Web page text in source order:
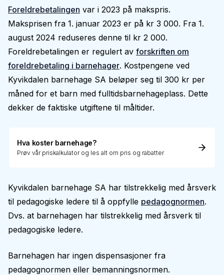
Foreldrebetalingen var i 2023 på makspris.
Maksprisen fra 1. januar 2023 er på kr 3 000. Fra 1.
august 2024 reduseres denne til kr 2 000.
Foreldrebetalingen er regulert av forskriften om
foreldrebetaling i barnehager. Kostpengene ved
Kyvikdalen barnehage SA beløper seg til 300 kr per
måned for et barn med fulltidsbarnehageplass. Dette
dekker de faktiske utgiftene til måltider.
Hva koster barnehage?
Prøv vår priskalkulator og les alt om pris og rabatter
Kyvikdalen barnehage SA har tilstrekkelig med årsverk
til pedagogiske ledere til å oppfylle pedagognormen.
Dvs. at barnehagen har tilstrekkelig med årsverk til
pedagogiske ledere.
Barnehagen har ingen dispensasjoner fra
pedagognormen eller bemanningsnormen.